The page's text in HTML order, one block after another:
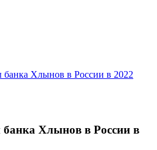
банка Хлынов в России в 2022
банка Хлынов в России в